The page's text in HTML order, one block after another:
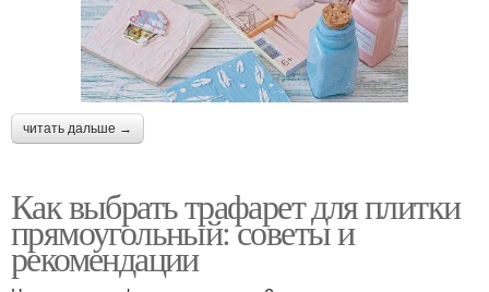
читать дальше →
Как выбрать трафарет для плитки
прямоугольный: советы и
рекомендации